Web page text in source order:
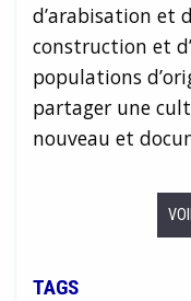
d’arabisation et
construction et
populations
partager une
nouveau et
TAGS